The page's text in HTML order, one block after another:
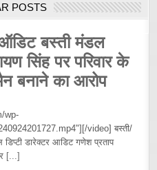
POSTS
ऑडिट बस्ती मंडल
सिंह पर परिवार के
बनाने का आरोप
wp-
video] बस्ती/
डारेक्टर आडिट गणेश प्रताप
[...]